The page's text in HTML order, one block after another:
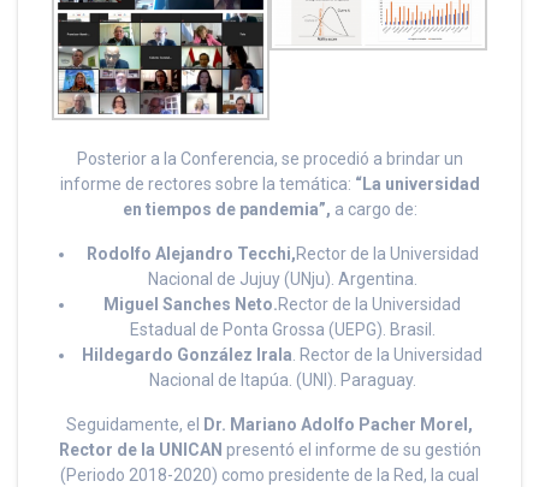
Posterior a la Conferencia, se procedió a brindar un
informe de rectores sobre la temática: “La universidad
en tiempos de pandemia”, a cargo de:
Rodolfo Alejandro Tecchi,Rector de la Universidad
Nacional de Jujuy (UNju). Argentina.
Miguel Sanches Neto.Rector de la Universidad
Estadual de Ponta Grossa (UEPG). Brasil.
Hildegardo González Irala . Rector de la Universidad
Nacional de Itapúa. (UNI). Paraguay.
Seguidamente, el
Dr. Mariano Adolfo Pacher Morel,
Rector de la UNICAN presentó el informe de su gestión
(Periodo 2018-2020) como presidente de la Red, la cual